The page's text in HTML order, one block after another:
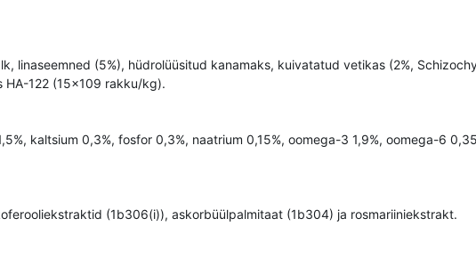
linaseemned (5%), hüdrolüüsitud kanamaks, kuivatatud vetikas (2%,
HA-122 (15x109 rakku/kg).
kaltsium 0,3%, fosfor 0,3%, naatrium 0,15%, oomega-3 1,9%, oomega-6
(1b306(i)), askorbüülpalmitaat (1b304) ja rosmariiniekstrakt.